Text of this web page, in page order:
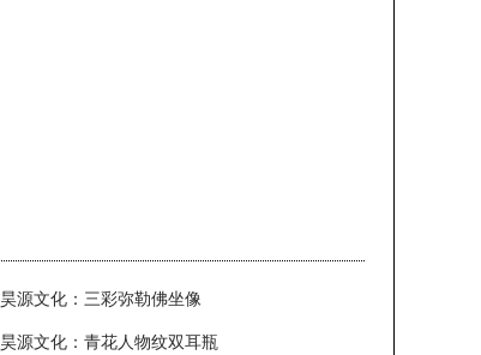
昊源文化：三彩弥勒佛坐像
昊源文化：青花人物纹双耳瓶